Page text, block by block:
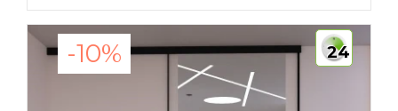
-10% 24